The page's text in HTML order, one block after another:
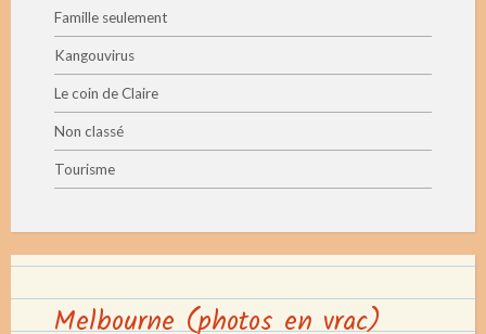
Famille seulement
Kangouvirus
Le coin de Claire
Non classé
Tourisme
Melbourne (photos en vrac)